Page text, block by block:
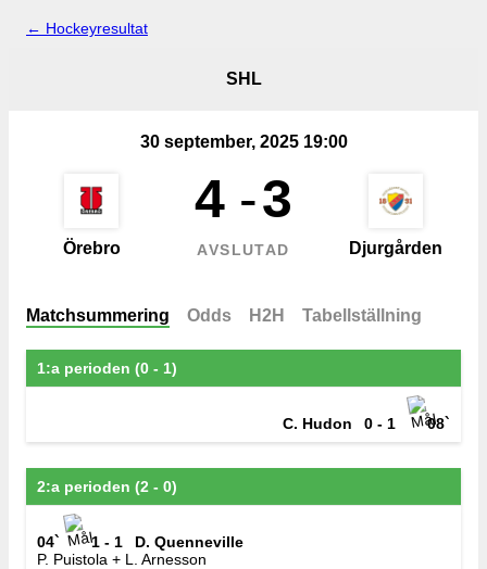
← Hockeyresultat
Örebro Djurgården
SHL
30 september, 2025 19:00
4 -3
AVSLUTAD
Matchsummering Odds H2H Tabellställning
1:a perioden (0 - 1)
C. Hudon 0 - 1 08`
2:a perioden (2 - 0)
04` 1 - 1
D. Quenneville
P. Puistola + L. Arnesson